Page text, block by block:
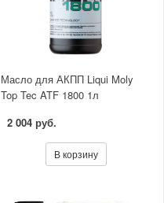
Масло для АКПП Liqui Moly
Top Tec ATF 1800 1л
2 004 руб.
В корзину